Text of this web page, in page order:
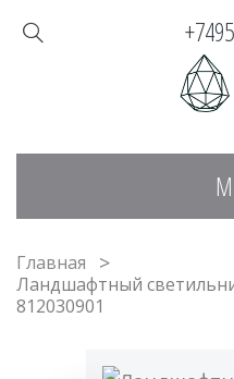
Главная
Ландшафтный
812030901